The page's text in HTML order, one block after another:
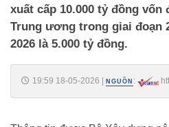
xuất cấp 10.000 tỷ đồng vốn
Trung ương trong giai đoạn
2026 là 5.000 tỷ đồng.
19:59 18-05-2026 NGUỒN :